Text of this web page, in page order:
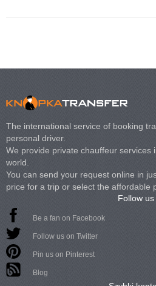
The international service of booking
personal driver.
We provide private chauffeur services
world.
You can send your request online in
price for a trip or select the affordable
Follow us
Be a fan on Facebook
Follow us on Twitter
Pin us on Pinterest
Blog